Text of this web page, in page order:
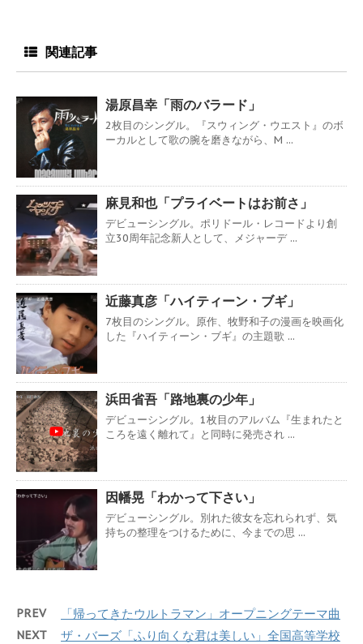
関連記事
湯原昌幸「雨のバラード」
2枚目のシングル。『スウィング・ウエスト』のボ
ーカルとして歌の腕を磨きながら、M ...
麻見和也「プライベートはお前さ」
デビューシングル。ポリドール・レコードより創
立30周年記念新人として、メジャーデ ...
近藤真彦「ハイティーン・ブギ」
7枚目のシングル。原作、牧野和子の漫画を映画化
した『ハイティーン・ブギ』の主題歌 ...
浜田省吾「路地裏の少年」
デビューシングル。1枚目のアルバム『生まれたと
ころを遠く離れて』と同時に発売され ...
因幡晃「わかって下さい」
デビューシングル。別れた彼女を忘れられず、気
持ちの整理をつけるために、今までの思 ...
PREV 「帰ってきたウルトラマン」オープニングテーマ曲
NEXT
ザ・バーズ「ふり向くな君は美しい」全国高等学校